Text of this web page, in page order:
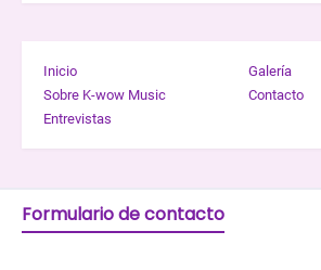
Inicio
Galería
Sobre K-wow Music
Contacto
Entrevistas
Formulario de contacto